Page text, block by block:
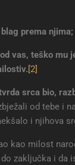
prema
vas, teško
. [2]
srca bio,
od tebe i
i njihova
kao milost
zaključka i